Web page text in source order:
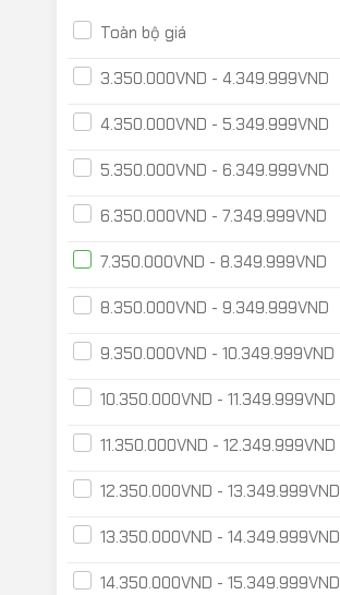
Toàn bộ giá
3.350.000VND - 4.349.999VND
4.350.000VND - 5.349.999VND
5.350.000VND - 6.349.999VND
6.350.000VND - 7.349.999VND
7.350.000VND - 8.349.999VND
8.350.000VND - 9.349.999VND
9.350.000VND - 10.349.999VND
10.350.000VND - 11.349.999VND
11.350.000VND - 12.349.999VND
12.350.000VND - 13.349.999VND
13.350.000VND - 14.349.999VND
14.350.000VND - 15.349.999VND